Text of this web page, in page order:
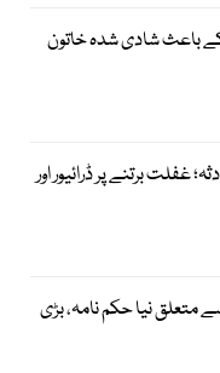
کے باعث شادی شدہ خاتون
غفلت برتنے پر ڈرائیور اور
متعلق نیا حکم نامہ، بڑی